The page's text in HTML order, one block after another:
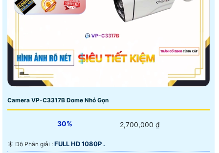
Camera VP-C3317B Dome Nhỏ Gọn
30% 2,700,000 ₫
☀️ Độ Phân giải : FULL HD 1080P .